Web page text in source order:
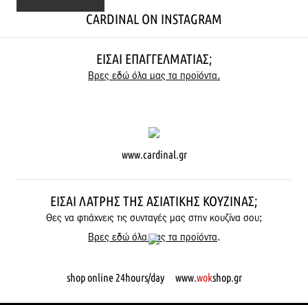
CARDINAL ON INSTAGRAM
ΕΊΣΑΙ ΕΠΑΓΓΕΛΜΑΤΊΑΣ;
Βρες εδώ όλα μας τα προϊόντα.
www.cardinal.gr
ΕΊΣΑΙ ΛΆΤΡΗΣ ΤΗΣ ΑΣΙΑΤΙΚΉΣ ΚΟΥΖΊΝΑΣ;
Θες να φτιάχνεις τις συνταγές μας στην κουζίνα σου;
Βρες εδώ όλα μας τα προϊόντα.
shop online 24hours/day www. wokshop.gr